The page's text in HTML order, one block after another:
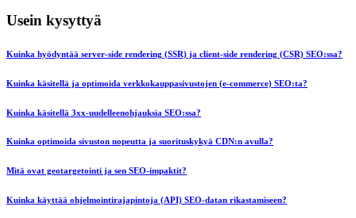
Usein kysyttyä
Kuinka hyödyntää server-side rendering (SSR) ja client-side rendering (CSR) SEO:ssa?
Kuinka käsitellä ja optimoida verkkokauppasivustojen (e-commerce) SEO:ta?
Kuinka käsitellä 3xx-uudelleenohjauksia SEO:ssa?
Kuinka optimoida sivuston nopeutta ja suorituskykyä CDN:n avulla?
Mitä ovat geotargetointi ja sen SEO-impaktit?
Kuinka käyttää ohjelmointirajapintoja (API) SEO-datan rikastamiseen?